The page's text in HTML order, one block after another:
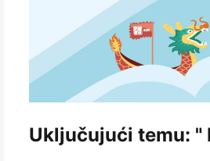
Uključujući temu: